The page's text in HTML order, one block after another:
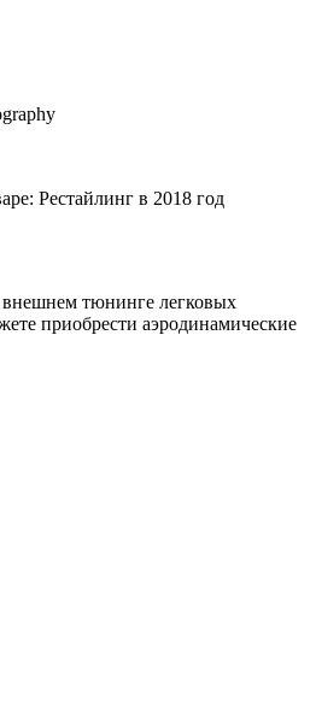
Рестайлинг в 2018 год
тюнинге легковых
приобрести аэродинамические